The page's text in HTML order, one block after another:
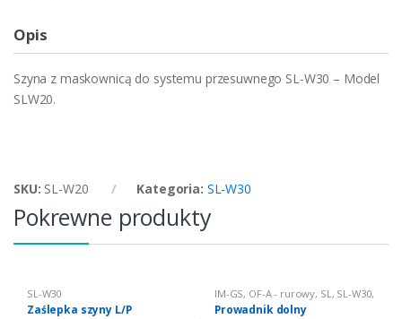
Opis
Szyna z maskownicą do systemu przesuwnego SL-W30 – Model
SLW20.
SKU: SL-W20 Kategoria: SL-W30
Pokrewne produkty
SL-W30
Zaślepka szyny L/P
IM-GS, OF-A - rurowy, SL, SL-W30,
SL200B-H
Prowadnik dolny